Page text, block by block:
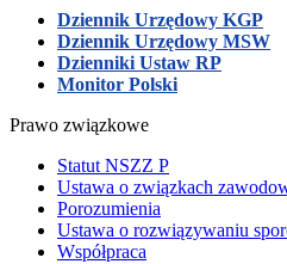
Dziennik Urzędowy KGP
Dziennik Urzędowy MSW
Dzienniki Ustaw RP
Monitor Polski
Prawo związkowe
Statut NSZZ P
Ustawa o związkach
Porozumienia
Ustawa o rozwiązywaniu
Współpraca